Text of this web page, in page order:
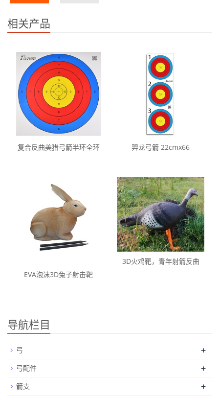
相关产品
复合反曲美猎弓箭半环全环 羿龙弓箭 22cmx66
EVA泡沫3D兔子射击靶
3D火鸡靶，青年射箭反曲
导航栏目
弓 +
弓配件 +
箭支 +